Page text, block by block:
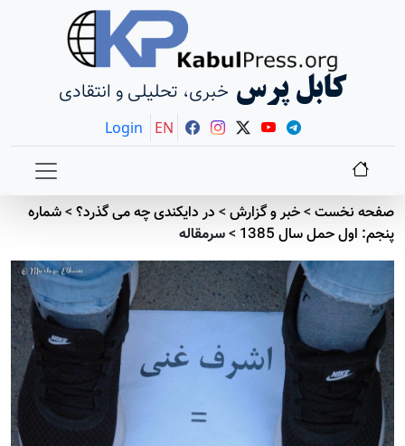
کابل پرس خبری، تحلیلی و انتقادی
Login EN
صفحه نخست>خبر و گزارش> در دايکندی چه می گذرد؟>شماره
پنجم: اول حمل سال 1385
>سرمقاله